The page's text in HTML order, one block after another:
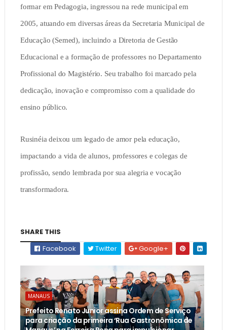
formar em Pedagogia, ingressou na rede municipal em
2005, atuando em diversas áreas da Secretaria Municipal de
Educação (Semed), incluindo a Diretoria de Gestão
Educacional e a formação de professores no Departamento
Profissional do Magistério. Seu trabalho foi marcado pela
dedicação, inovação e compromisso com a qualidade do
ensino público.
Rusinéia deixou um legado de amor pela educação,
impactando a vida de alunos, professores e colegas de
profissão, sendo lembrada por sua alegria e vocação
transformadora.
SHARE THIS
Facebook
Twitter Google+
MANAUS
Prefeito Renato Junior assina Ordem de Serviço
para criação da primeira ‘Rua Gastronômica de